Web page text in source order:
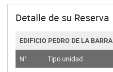
Detalle de su Reserva
EDIFICIO PEDRO DE LA BARRA
N°
Tipo unidad